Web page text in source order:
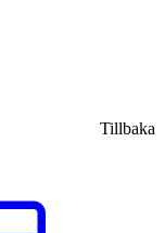
Tillbaka